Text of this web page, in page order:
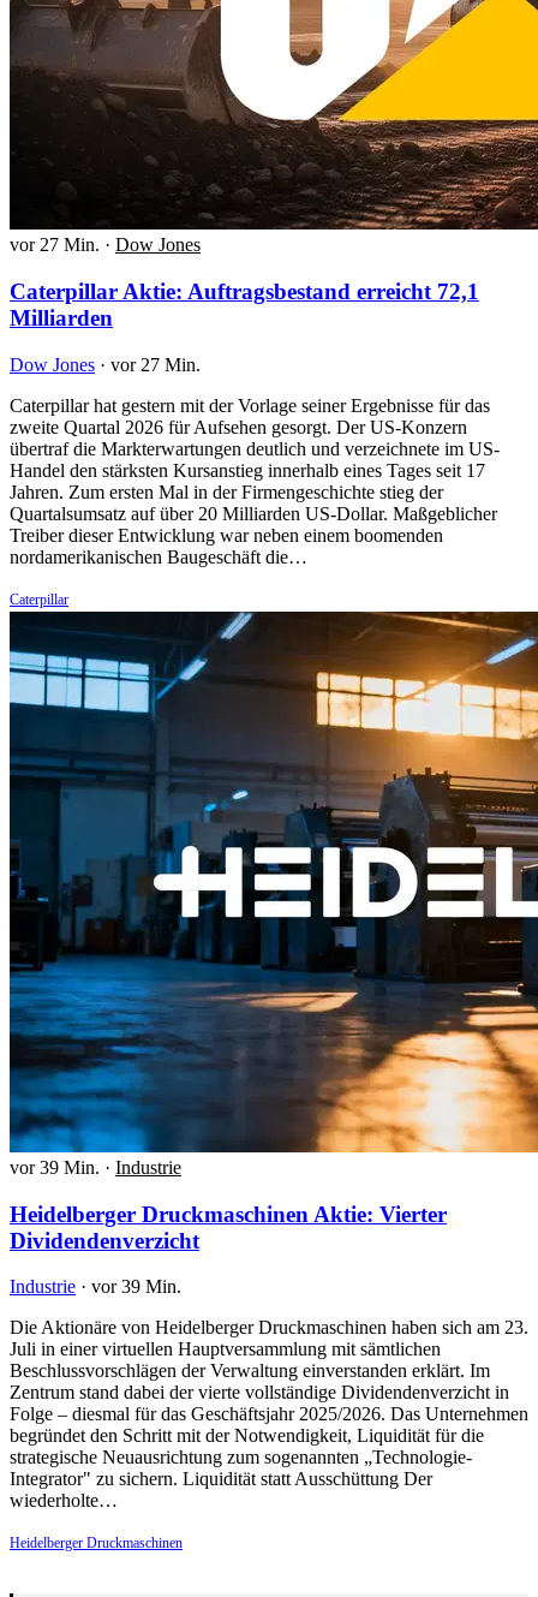
vor 27 Min. · Dow Jones
Caterpillar Aktie: Auftragsbestand erreicht 72,1
Milliarden
Dow Jones · vor 27 Min.
Caterpillar hat gestern mit der Vorlage seiner Ergebnisse für das
zweite Quartal 2026 für Aufsehen gesorgt. Der US-Konzern
übertraf die Markterwartungen deutlich und verzeichnete im US-
Handel den stärksten Kursanstieg innerhalb eines Tages seit 17
Jahren. Zum ersten Mal in der Firmengeschichte stieg der
Quartalsumsatz auf über 20 Milliarden US-Dollar. Maßgeblicher
Treiber dieser Entwicklung war neben einem boomenden
nordamerikanischen Baugeschäft die…
Caterpillar
vor 39 Min. · Industrie
Heidelberger Druckmaschinen Aktie: Vierter
Dividendenverzicht
Industrie · vor 39 Min.
Die Aktionäre von Heidelberger Druckmaschinen haben sich am 23.
Juli in einer virtuellen Hauptversammlung mit sämtlichen
Beschlussvorschlägen der Verwaltung einverstanden erklärt. Im
Zentrum stand dabei der vierte vollständige Dividendenverzicht in
Folge – diesmal für das Geschäftsjahr 2025/2026. Das Unternehmen
begründet den Schritt mit der Notwendigkeit, Liquidität für die
strategische Neuausrichtung zum sogenannten „Technologie-
Integrator" zu sichern. Liquidität statt Ausschüttung Der
wiederholte…
Heidelberger Druckmaschinen